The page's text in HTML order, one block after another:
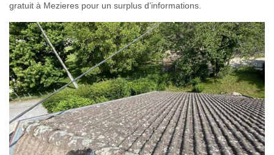
gratuit à Mezieres pour un surplus d’informations.